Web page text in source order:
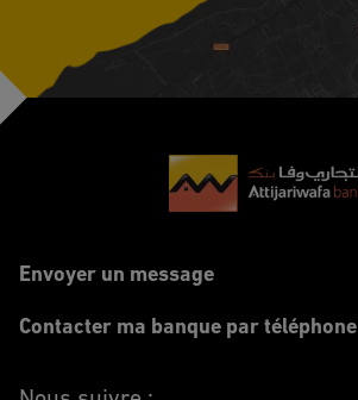
Footer
Envoyer un message
Contacter ma banque par téléphone